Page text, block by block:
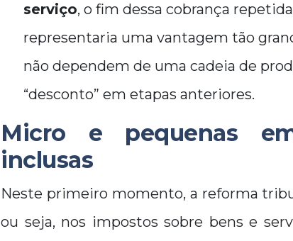
serviço, o fim dessa cobrança
representaria uma vantagem tão
não dependem de uma cadeia de
“desconto” em etapas anteriores.
Micro e pequenas
inclusas
Neste primeiro momento, a reforma
ou seja, nos impostos sobre bens e